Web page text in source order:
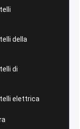
della
di
elettrica